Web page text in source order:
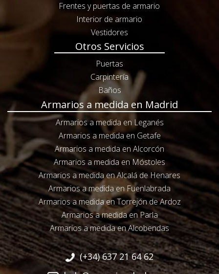
Frentes y puertas de armario
Interior de armario
Vestidores
Otros Servicios
Puertas
Carpintería
Baños
Armarios a medida en Madrid
Armarios a medida en Leganés
Armarios a medida en Getafe
Armarios a medida en Alcorcón
Armarios a medida en Móstoles
Armarios a medida en Alcalá de Henares
Armarios a medida en Fuenlabrada
Armarios a medida en Torrejón de Ardoz
Armarios a medida en Parla
Armarios a medida en Alcobendas
(+34) 637 21 64 62